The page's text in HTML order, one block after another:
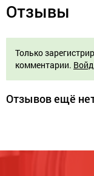
Отзывы
Только
комментарии.
Отзывов ещё